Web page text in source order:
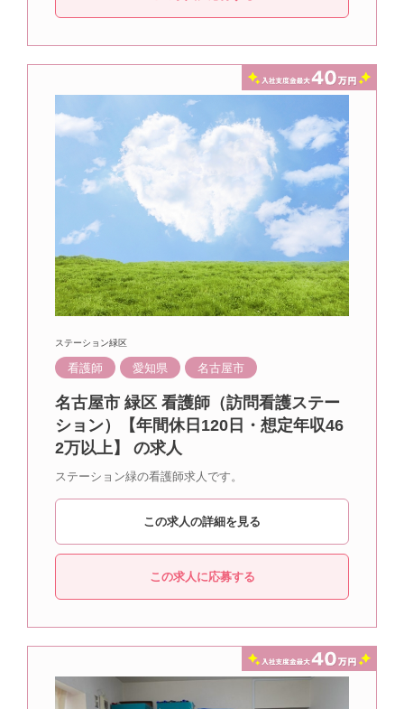
ステーション緑区
看護師 愛知県 名古屋市
名古屋市 緑区 看護師（訪問看護ステー
ション）【年間休日120日・想定年収46
2万以上】 の求人
ステーション緑の看護師求人です。
この求人の詳細を見る
この求人に応募する